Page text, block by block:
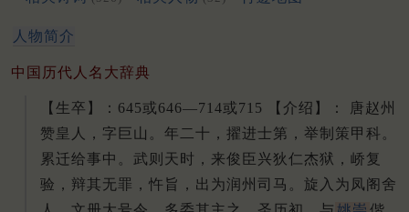
人物简介
中国历代人名大辞典
【生卒】：645或646—714或715 【介绍】： 唐赵州
赞皇人，字巨山。 年二十，擢进士第，举制策甲科。
累迁给事中。 武则天时，来俊臣兴狄仁杰狱，峤复
验，辩其无罪，忤旨，出为润州司马。 旋入为凤阁舍